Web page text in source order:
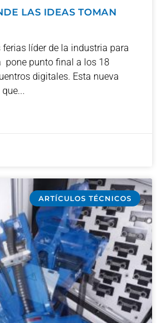
LAS IDEAS TOMAN
ferias líder de la industria para
pone punto final a los 18
digitales. Esta nueva
que
ARTÍCULOS TÉCNICOS